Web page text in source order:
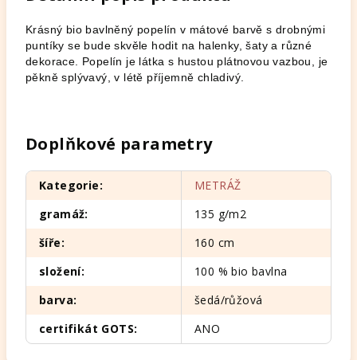
Krásný bio bavlněný popelín v mátové barvě s drobnými
puntíky se bude skvěle hodit na halenky, šaty a různé
dekorace. Popelín je látka s hustou plátnovou vazbou, je
pěkně splývavý, v létě příjemně chladivý.
Doplňkové parametry
Kategorie:
METRÁŽ
gramáž:
135 g/m2
šíře:
160 cm
složení:
100 % bio bavlna
barva:
šedá/růžová
certifikát GOTS: ANO